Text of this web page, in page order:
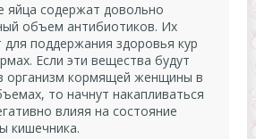
яйца содержат довольно
объем антибиотиков. Их
для поддержания здоровья кур
Если эти вещества будут
организм кормящей женщины в
то начнут накапливаться
влияя на состояние
кишечника.